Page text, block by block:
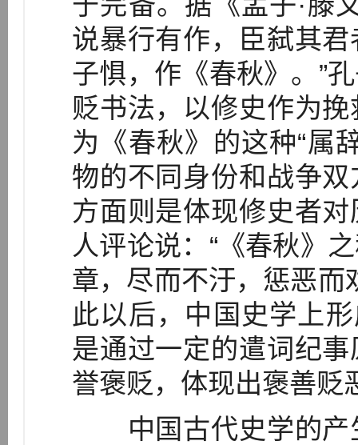
说暴行有作，臣弑其
子惧，作《春秋》。”
贬书法，以修史作为
为《春秋》的这种“属
物的不同身份和战争
方面则是体现修史者
人评论说：“《春秋》
章，尽而不汙，惩恶而
此以后，中国史学上
是通过一定的遣词纪
誉褒贬，体现出褒善贬
中国古代史学的产